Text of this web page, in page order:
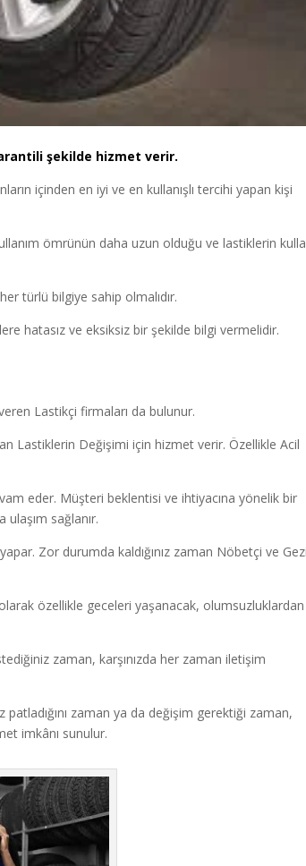
şekilde hizmet verir.
içinden en iyi ve en kullanışlı tercihi yapan kişi
ömrünün daha uzun olduğu ve lastiklerin
türlü bilgiye sahip olmalıdır.
hatasız ve eksiksiz bir şekilde bilgi vermelidir.
Lastikçi firmaları da bulunur.
Lastiklerin Değişimi için hizmet verir. Özellikle Acil
eder. Müşteri beklentisi ve ihtiyacına yönelik bir
sağlanır.
Zor durumda kaldığınız zaman Nöbetçi ve
özellikle geceleri yaşanacak, olumsuzluklardan
zaman, karşınızda her zaman iletişim
patladığını zaman ya da değişim gerektiği zaman,
imkânı sunulur.